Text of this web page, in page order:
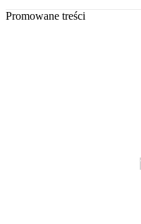
Promowane treści